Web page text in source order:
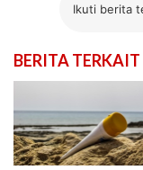
Ikuti berita
BERITA TERKAIT